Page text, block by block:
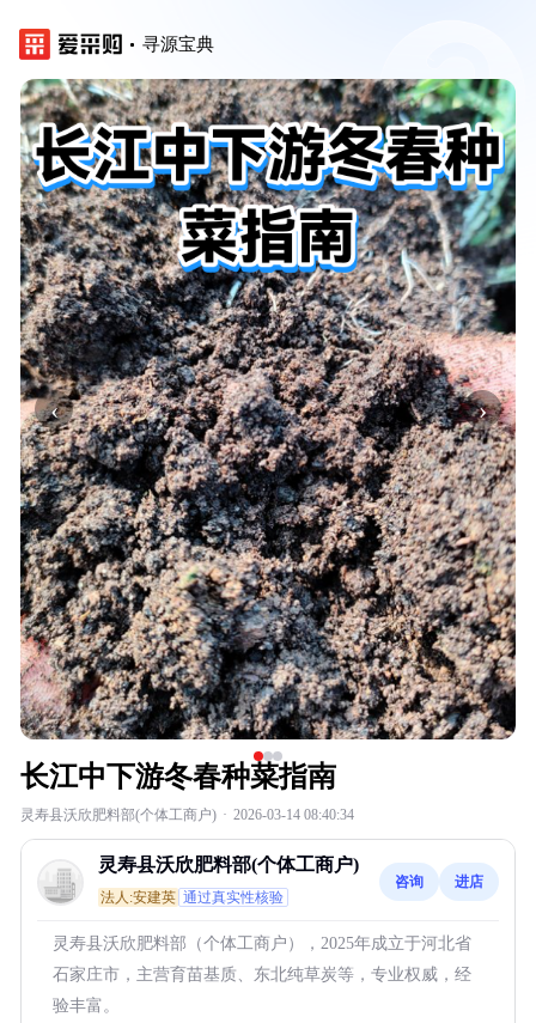
寻源宝典
‹ ›
长江中下游冬春种菜指南
灵寿县沃欣肥料部(个体工商户) · 2026-03-14 08:40:34
灵寿县沃欣肥料部(个体工商户)
法人:安建英 通过真实性核验
咨询 进店
灵寿县沃欣肥料部（个体工商户），2025年成立于河北省
石家庄市，主营育苗基质、东北纯草炭等，专业权威，经
验丰富。